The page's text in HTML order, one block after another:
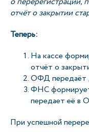
отчёт о закрытии
Теперь:
На кассе
отчёт о
ОФД передаёт
ФНС формирует
передает её в
При успешной